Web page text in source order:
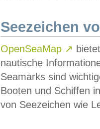
Seezeichen
OpenSeaMap ↗
nautische
Seamarks sind
Booten und Schiffen
von Seezeichen wie